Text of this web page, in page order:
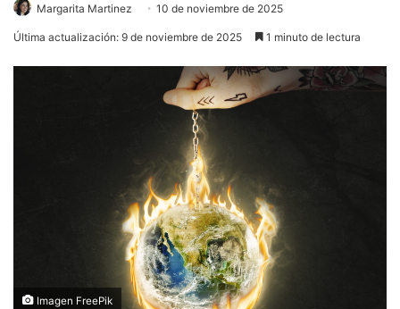
Margarita Martinez 10 de noviembre de 2025
Última actualización: 9 de noviembre de 2025 1 minuto de lectura
Imagen FreePik